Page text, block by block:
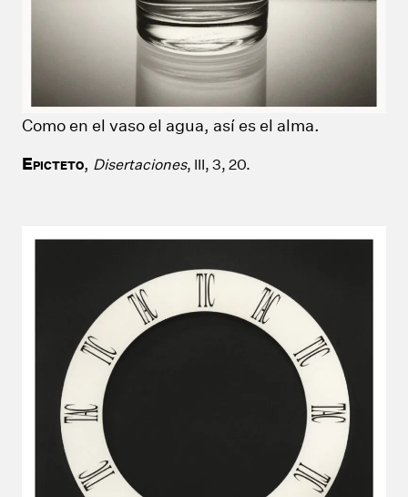
Como en el vaso el agua, así es el alma.
EPICTETO, Disertaciones, III, 3, 20.